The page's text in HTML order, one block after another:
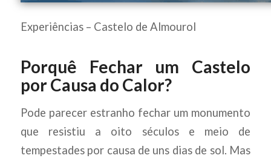
Experiências – Castelo de Almourol
Porquê Fechar um Castelo
por Causa do Calor?
Pode parecer estranho fechar um monumento
que resistiu a oito séculos e meio de
tempestades por causa de uns dias de sol. Mas